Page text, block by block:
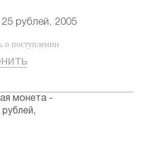
рублей, 2005
о поступлении